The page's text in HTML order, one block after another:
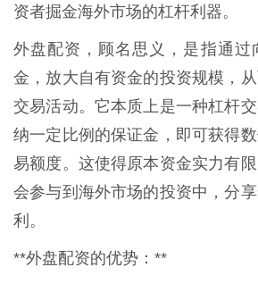
资者掘金海外市场的杠杆利器。
外盘配资，顾名思义，是指通过
金，放大自有资金的投资规模，
交易活动。它本质上是一种杠杆
纳一定比例的保证金，即可获得
易额度。这使得原本资金实力有
会参与到海外市场的投资中，分
利。
**外盘配资的优势：**